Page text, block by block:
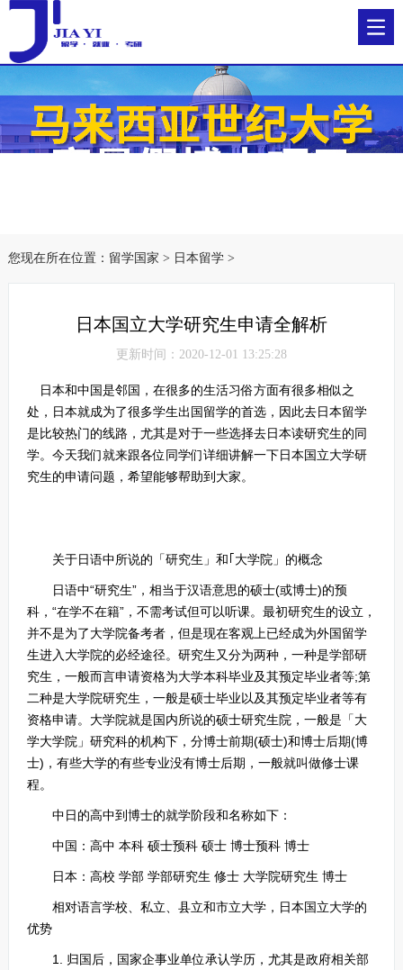
您现在所在位置： 留学国家 > 日本留学>
日本国立大学研究生申请全解析
更新时间：2020-12-01 13:25:28
日本和中国是邻国，在很多的生活习俗方面有很多相似之
处，日本就成为了很多学生出国留学的首选，因此去日本留学
是比较热门的线路，尤其是对于一些选择去日本读研究生的同
学。今天我们就来跟各位同学们详细讲解一下日本国立大学研
究生的申请问题，希望能够帮助到大家。
关于日语中所说的「研究生」和｢大学院」的概念
日语中“研究生”，相当于汉语意思的硕士(或博士)的预
科，“在学不在籍”，不需考试但可以听课。最初研究生的设立，
并不是为了大学院备考者，但是现在客观上已经成为外国留学
生进入大学院的必经途径。研究生又分为两种，一种是学部研
究生，一般而言申请资格为大学本科毕业及其预定毕业者等;第
二种是大学院研究生，一般是硕士毕业以及其预定毕业者等有
资格申请。大学院就是国内所说的硕士研究生院，一般是「大
学大学院」研究科的机构下，分博士前期(硕士)和博士后期(博
士)，有些大学的有些专业没有博士后期，一般就叫做修士课
程。
中日的高中到博士的就学阶段和名称如下：
中国：高中 本科 硕士预科 硕士 博士预科 博士
日本：高校 学部 学部研究生 修士 大学院研究生 博士
相对语言学校、私立、县立和市立大学，日本国立大学的
优势
1. 归国后，国家企事业单位承认学历，尤其是政府相关部